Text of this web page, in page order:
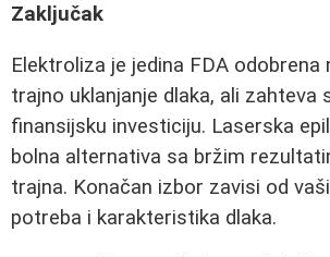
Zaključak
Elektroliza je jedina FDA odobrena
trajno uklanjanje dlaka, ali zahteva
finansijsku investiciju. Laserska
bolna alternativa sa bržim
trajna. Konačan izbor zavisi od
potreba i karakteristika dlaka.